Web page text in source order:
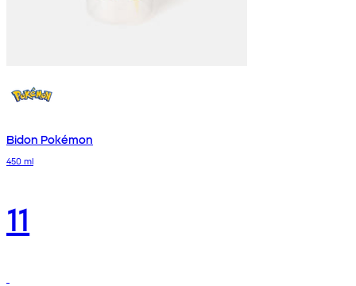
Bidon Pokémon
450 ml
11